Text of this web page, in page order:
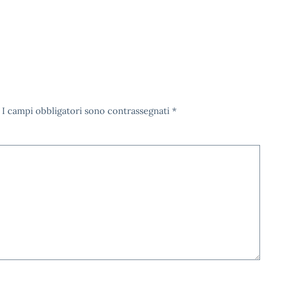
I campi obbligatori sono contrassegnati *